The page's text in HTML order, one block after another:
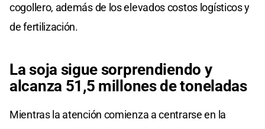
cogollero, además de los elevados costos logísticos y
de fertilización.
La soja sigue sorprendiendo y
alcanza 51,5 millones de toneladas
Mientras la atención comienza a centrarse en la